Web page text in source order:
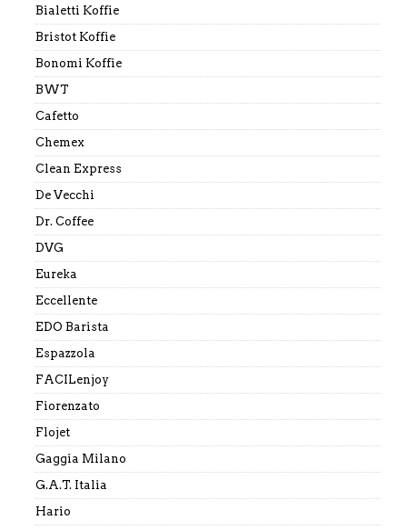
Bialetti Koffie
Bristot Koffie
Bonomi Koffie
BWT
Cafetto
Chemex
Clean Express
De Vecchi
Dr. Coffee
DVG
Eureka
Eccellente
EDO Barista
Espazzola
FACILenjoy
Fiorenzato
Flojet
Gaggia Milano
G.A.T. Italia
Hario